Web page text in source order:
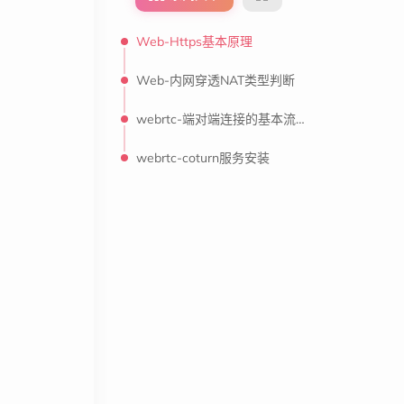
Web-Https基本原理
Web-内网穿透NAT类型判断
webrtc-端对端连接的基本流程
webrtc-coturn服务安装